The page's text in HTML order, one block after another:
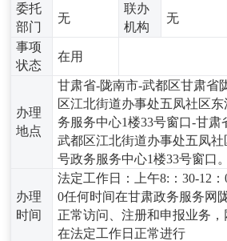
委托
部门
无
联办
机构
无
事项
状态
在用
办理
地点
甘肃省-陇南市-武都区甘肃省
区江北街道办事处五凤社区东
务服务中心1楼33号窗口-甘肃
武都区江北街道办事处五凤社
号政务服务中心1楼33号窗口。
办理
时间
法定工作日：上午8:：30-12
0任何时间在甘肃政务服务网
正常访问、注册和申报业务
在法定工作日正常进行